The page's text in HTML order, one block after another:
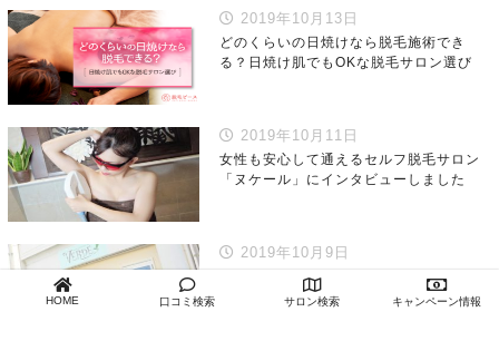
2019年10月13日
どのくらいの日焼けなら脱毛施術でき
る？日焼け肌でもOKな脱毛サロン選び
2019年10月11日
女性も安心して通えるセルフ脱毛サロン
「ヌケール」にインタビューしました
2019年10月9日
キッズ・ジュニア脱毛も人気の
『VERDE（ヴェルデ）』にインタビュー
HOME 口コミ検索 サロン検索 キャンペーン情報